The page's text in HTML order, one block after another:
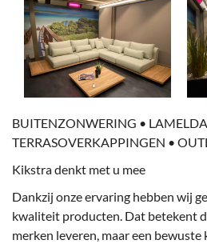
BUITENZONWERING •
TERRASOVERKAPPINGEN •
Kikstra denkt met u mee
Dankzij onze ervaring hebben wij
kwaliteit producten. Dat betekent
merken leveren, maar een bewuste